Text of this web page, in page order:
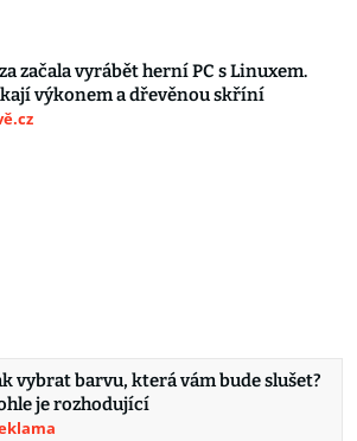
začala vyrábět herní PC s Linuxem.
výkonem a dřevěnou skříní
vybrat barvu, která vám bude slušet?
je rozhodující